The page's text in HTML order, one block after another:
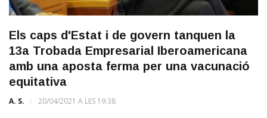
Els caps d'Estat i de govern tanquen la
13a Trobada Empresarial Iberoamericana
amb una aposta ferma per una vacunació
equitativa
A. S. 20/04/2021 A LES 19:38